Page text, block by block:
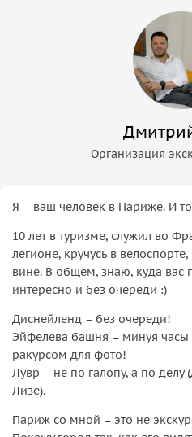
Организация
Я – ваш человек в Париже. И
10 лет в туризме, служил во
легионе, кручусь в
вине. В общем, знаю, куда вас
интересно и без очереди :)
Диснейленд – без очереди!
Эйфелева башня – минуя
ракурсом для фото!
Лувр – не по галопу, а по
Лизе).
Париж со мной – это не